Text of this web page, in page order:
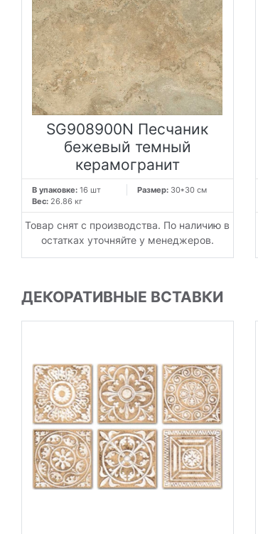
SG908900N Песчаник
бежевый темный
керамогранит
В упаковке: 16 шт Размер: 30*30 см
Вес: 26.86 кг
Товар снят с производства. По наличию в
остатках уточняйте у менеджеров.
ДЕКОРАТИВНЫЕ ВСТАВКИ